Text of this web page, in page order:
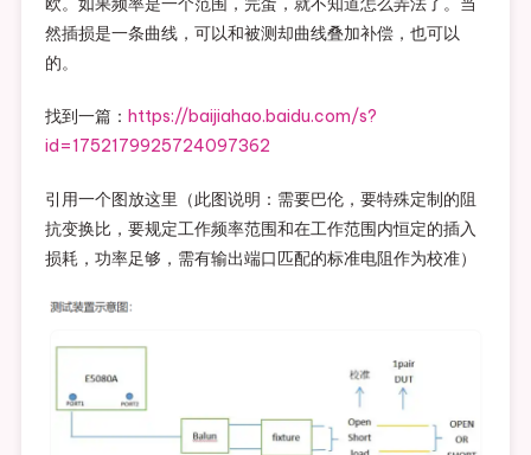
然插损是一条曲线，可以和被测却曲线叠加补偿，也可以
的。
找到一篇： https://baijiahao.baidu.com/s?
id=1752179925724097362
引用一个图放这里（此图说明：需要巴伦，要特殊定制的阻
抗变换比，要规定工作频率范围和在工作范围内恒定的插入
损耗，功率足够，需有输出端口匹配的标准电阻作为校准）